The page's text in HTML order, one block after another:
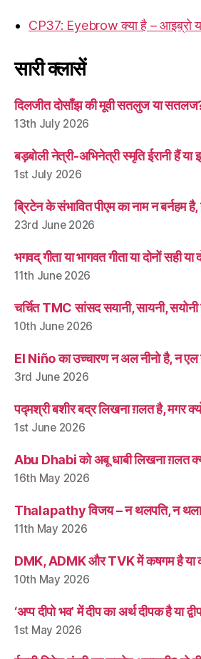
CP37: Eyebrow क्या है – आइब्रो
सारी क्लासें
दिलजीत दोसाँझ की मूवी सतलुज या
13th July 2026
बड़बोली नेत्री-अभिनेत्री स्मृति ईरानी हैं या
1st July 2026
ब्रिटेन के संभावित पीएम का नाम न बर्नहम है,
23rd June 2026
भगवद् गीता या भागवत गीता या दोनों सही या
11th June 2026
चर्चित TMC सांसद सयानी, सायनी, सयोनी
10th June 2026
El Niño का उच्चारण न अल नीनो है, न एल
3rd June 2026
पद्मश्री बशीर बद्र लिखना ग़लत है, मगर
1st June 2026
Abu Dhabi को अबू धाबी लिखना ग़लत
16th May 2026
Thalapathy विजय – न थलपति, न
11th May 2026
DMK, ADMK और TVK में कषगम है या
10th May 2026
‘अप्प दीपो भव’ में दीप का अर्थ दीपक है या
1st May 2026